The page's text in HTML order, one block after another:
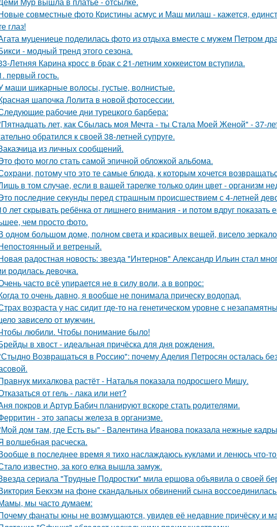
совместные фото Кристины асмус и Маш милаш - кажется,
глаз!
муцениеце поделилась фото из отдыха вместе с мужем Петром
- модный тренд этого сезона.
Летняя Карина кросс в брак с 21-летним хоккеистом вступила.
первый гость.
маши шикарные волосы, густые, волнистые.
шапочка Лолита в новой фотосессии.
рабочие дни турецкого барбера:
лет, как Сбылась моя Мечта - ты Стала Моей Женой" - 37-
обратился к своей 38-летней супруге.
из личных сообщений.
фото могло стать самой эпичной обложкой альбома.
потому что это те самые блюда, к которым хочется
в том случае, если в вашей тарелке только один цвет - организм
последние секунды перед страшным происшествием с 4-летней
лет скрывать ребёнка от лишнего внимания - и потом вдруг показать
чем просто фото.
одном большом доме, полном света и красивых вещей, висело
и ветреный.
радостная новость: звезда "Интернов" Александр Ильин стал
родилась девочка.
часто всё упирается не в силу воли, а в вопрос:
то очень давно, я вообще не понимала прическу водопад.
возраста у нас сидит где-то на генетическом уровне с
зависело от мужчин.
любили. Чтобы понимание было!
в хвост - идеальная причёска для дня рождения.
Возвращаться в Россию": почему Аделия Петросян осталась
михалкова растёт - Наталья показала подросшего Мишу.
от гель - лака или нет?
покров и Артур Бабич планируют вскоре стать родителями.
- это запасы железа в организме.
дом там, где Есть вы" - Валентина Иванова показала нежные
волшебная расческа.
в последнее время я тихо наслаждаюсь куклами и ленюсь что-
известно, за кого елка вышла замуж.
сериала "Трудные Подростки" мила ершова объявила о своей
Бекхэм на фоне скандальных обвинений сына
мы часто думаем:
фанаты юны не возмущаются, увидев её недавние причёску и